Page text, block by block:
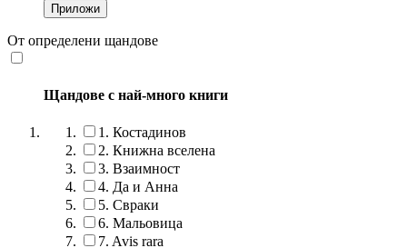
От определени щандове
Щандове с най-много книги
1. Костадинов
2. Книжна вселена
3. Взаимност
4. Да и Анна
5. Свраки
6. Мальовица
7. Avis rara